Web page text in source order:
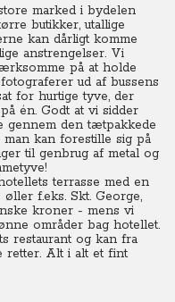
marked i bydelen
butikker, utallige
kan dårligt komme
anstrengelser. Vi
på at holde
ud af bussens
for hurtige tyve, der
én. Godt at vi sidder
gennem den tætpakkede
kan forestille sig på
til genbrug af metal og
terrasse med en
f.eks. Skt. George,
kroner - mens vi
områder bag hotellet.
restaurant og kan fra
retter. Alt i alt et fint